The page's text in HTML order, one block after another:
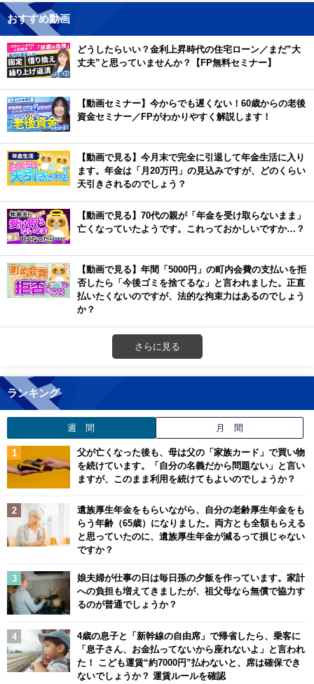
おすすめ動画
どうしたらいい？金利上昇時代の住宅ローン／まだ”大
丈夫”と思っていませんか？【FP無料セミナー】
【動画セミナー】今からでも遅くない！60歳からの老後
資金セミナー／FPがわかりやすく解説します！
【動画で見る】今月末で完全に引退して年金生活に入り
ます。年金は「月20万円」の見込みですが、どのくらい
天引きされるのでしょう？
【動画で見る】70代の親が「年金を受け取らないまま」
亡くなっていたようです。これっておかしいですか…？
【動画で見る】年間「5000円」の町内会費の支払いを拒
否したら「今後ゴミを捨てるな」と言われました。正直
払いたくないのですが、法的な拘束力はあるのでしょう
か？
さらに見る
ランキング
週 間 月 間
父が亡くなった後も、母は父の「家族カード」で買い物
を続けています。「自分の名義だから問題ない」と言い
ますが、このまま利用を続けてもよいのでしょうか？
遺族厚生年金をもらいながら、自分の老齢厚生年金をも
らう年齢（65歳）になりました。両方とも全額もらえる
と思っていたのに、遺族厚生年金が減るって損じゃない
ですか？
娘夫婦が仕事の日は毎日孫の夕飯を作っています。家計
への負担も増えてきましたが、祖父母なら無償で協力す
るのが普通でしょうか？
4歳の息子と「新幹線の自由席」で帰省したら、乗客に
「息子さん、お金払ってないから座れないよ」と言われ
た！ こども運賃“約7000円”払わないと、席は確保でき
ないでしょうか？ 運賃ルールを確認